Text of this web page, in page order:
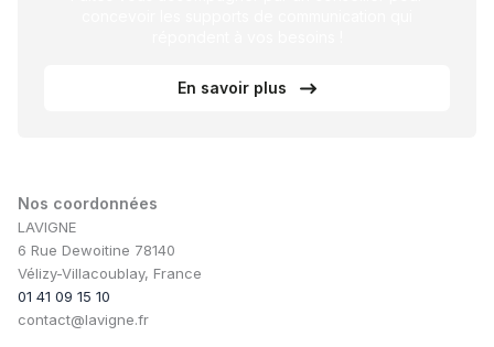
En savoir plus
Nos coordonnées
LAVIGNE
6 Rue Dewoitine 78140
Vélizy-Villacoublay, France
01 41 09 15 10
contact@lavigne.fr